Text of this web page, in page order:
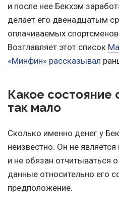
и после нее Бекхэм
делает его двенадцатым
оплачиваемых
Возглавляет этот список
«Минфин» рассказывал
Какое состояние
так мало
Сколько именно денег у
неизвестно. Он не
и не обязан отчитываться
данные относительно его
предположение.